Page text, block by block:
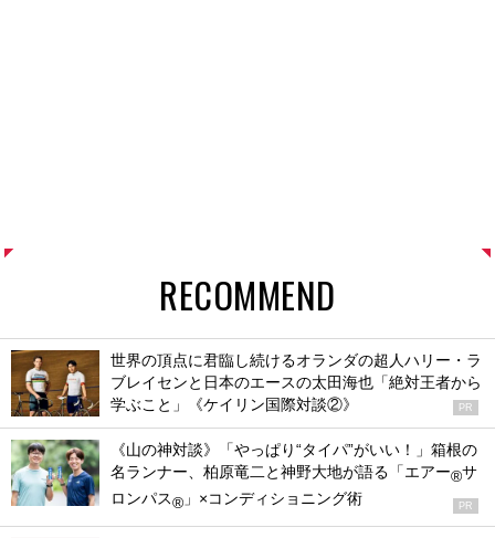
RECOMMEND
世界の頂点に君臨し続けるオランダの超人ハリー・ラ
ブレイセンと日本のエースの太田海也「絶対王者から
学ぶこと」《ケイリン国際対談②》
PR
《山の神対談》「やっぱり“タイパ”がいい！」箱根の
名ランナー、柏原竜二と神野大地が語る「エアー®サ
ロンパス® 」×コンディショニング術 PR